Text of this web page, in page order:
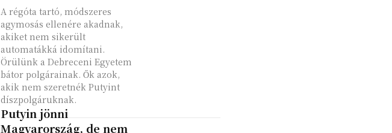
A régóta tartó, módszeres
agymosás ellenére akadnak,
akiket nem sikerült
automatákká idomítani.
Örülünk a Debreceni Egyetem
bátor polgárainak. Ők azok,
akik nem szeretnék Putyint
díszpolgáruknak.
Putyin jönni
Magyarország, de nem